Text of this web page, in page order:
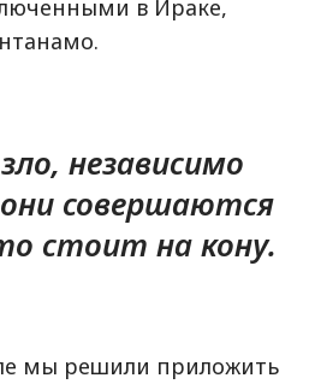
в Ираке,
независимо
совершаются
стоит на кону.
мы решили приложить